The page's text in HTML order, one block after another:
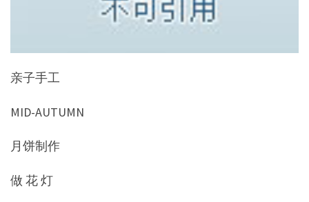
亲子手工
MID-AUTUMN
月饼制作
做 花 灯